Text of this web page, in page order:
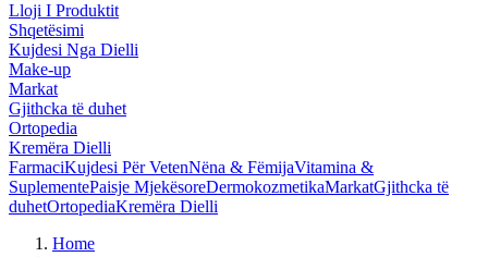
Lloji I Produktit
Shqetësimi
Kujdesi Nga Dielli
Make-up
Markat
Gjithcka të duhet
Ortopedia
Kremëra Dielli
FarmaciKujdesi Për VetenNëna & FëmijaVitamina &
SuplementePaisje MjekësoreDermokozmetikaMarkatGjithcka të
duhetOrtopediaKremëra Dielli
Home